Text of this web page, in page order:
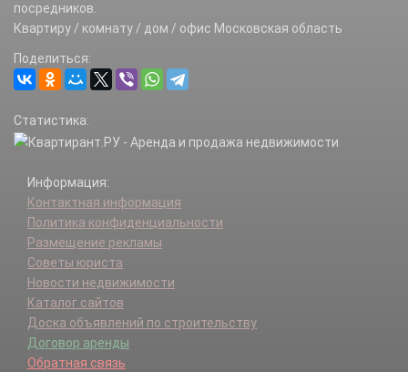
посредников.
Квартиру / комнату / дом / офис Московская область
Поделиться:
Статистика:
Информация:
Контактная информация
Политика конфиденциальности
Размещение рекламы
Советы юриста
Новости недвижимости
Каталог сайтов
Доска объявлений по строительству
Договор аренды
Обратная связь